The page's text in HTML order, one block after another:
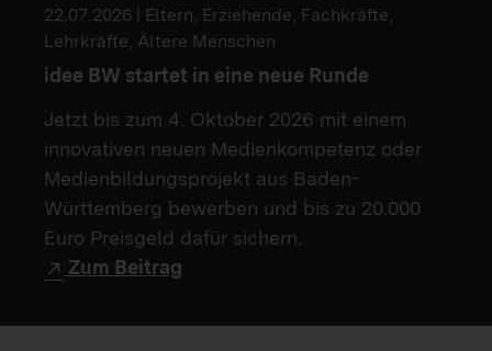
22.07.2026 | Eltern, Erziehende, Fachkräfte,
Lehrkräfte, Ältere Menschen
idee BW startet in eine neue Runde
Jetzt bis zum 4. Oktober 2026 mit einem
innovativen neuen Medienkompetenz oder
Medienbildungsprojekt aus Baden-
Württemberg bewerben und bis zu 20.000
Euro Preisgeld dafür sichern.
Zum Beitrag